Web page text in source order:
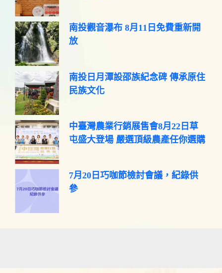
南投觀音瀑布 8月11日免費重新開
放
南投日月潭設邵族紀念碑 傳承原住
民族文化
中臺灣農業行銷展售會8月22日草
屯盛大登場 嚴選頂級農產任你選購
7月20日巧咖節檢討會議，紀錄供
參